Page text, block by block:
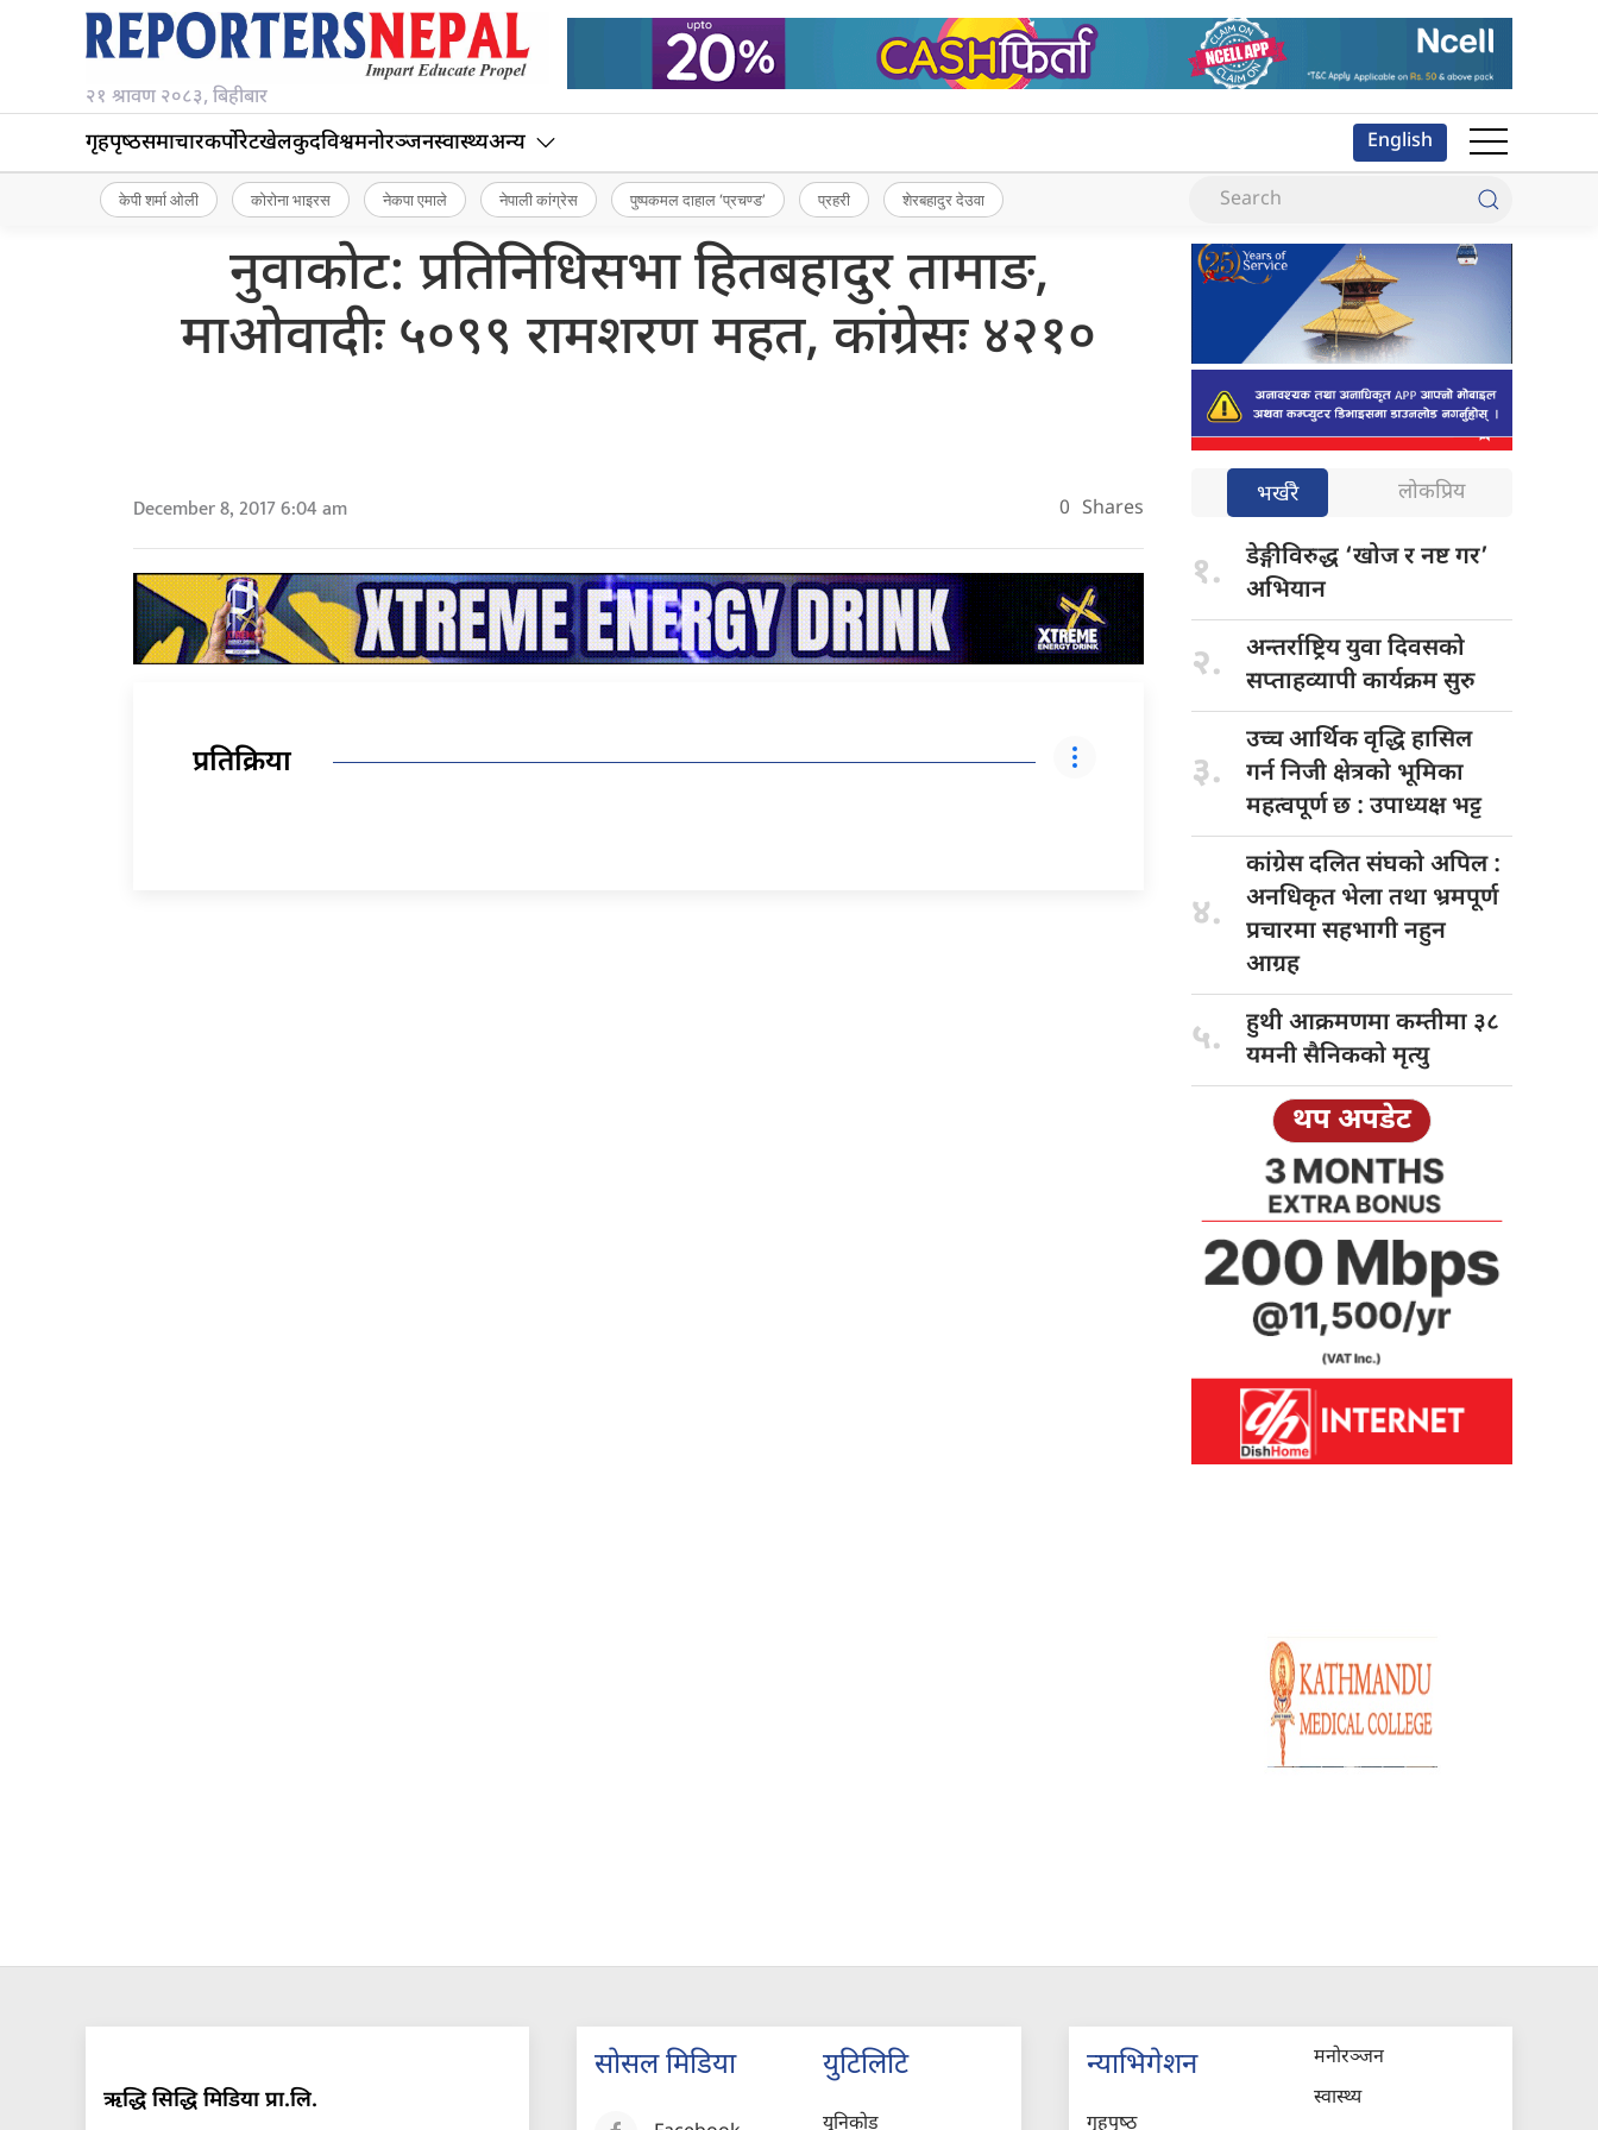
२१ श्रावण २०८३, बिहीबार
गृहपृष्‍ठसमाचारकर्पोरेटखेलकुदविश्वमनोरञ्जनस्वास्थ्यअन्य English
केपी शर्मा ओली कोरोना भाइरस नेकपा एमाले नेपाली कांग्रेस पुष्पकमल दाहाल ‘प्रचण्ड’ प्रहरी शेरबहादुर देउवा
नुवाकोट: प्रतिनिधिसभा हितबहादुर तामाङ,
माओवादीः ५०९९ रामशरण महत, कांग्रेसः ४२१०
December 8, 2017 6:04 am 0 Shares
प्रतिक्रिया
भर्खरै लोकप्रिय
१. डेङ्गीविरुद्ध ‘खोजर नष्ट गर’
अभियान
२. अन्तर्राष्ट्रिय युवादिवसको
सप्ताहव्यापी कार्यक्रम सुरु
३.
उच्च आर्थिकवृद्धि हासिल
गर्न निजी क्षेत्रको भूमिका
महत्वपूर्ण छ : उपाध्यक्ष भट्ट
४.
कांग्रेस दलितसंघको अपिल :
अनधिकृत भेला तथा भ्रमपूर्ण
प्रचारमा सहभागी नहुन
आग्रह
५. हुथी आक्रमणमाकम्तीमा ३८
यमनी सैनिकको मृत्यु
थप अपडेट
ऋद्धि सिद्धि मिडिया प्रा.लि.
सोसल मिडिया युटिलिटि
युनिकोड
न्याभिगेशन
गृहपृष्‍ठ
मनोरञ्जन
स्वास्थ्य